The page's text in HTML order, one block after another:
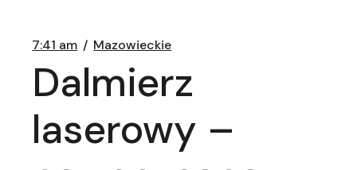
7:41 am Mazowieckie
Dalmierz
laserowy –